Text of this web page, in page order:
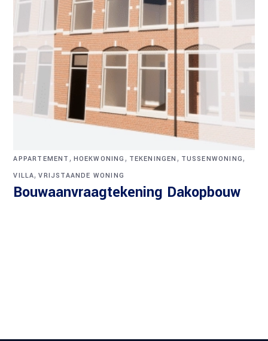
APPARTEMENT , HOEKWONING , TEKENINGEN , TUSSENWONING ,
VILLA,VRIJSTAANDE WONING
Bouwaanvraagtekening Dakopbouw